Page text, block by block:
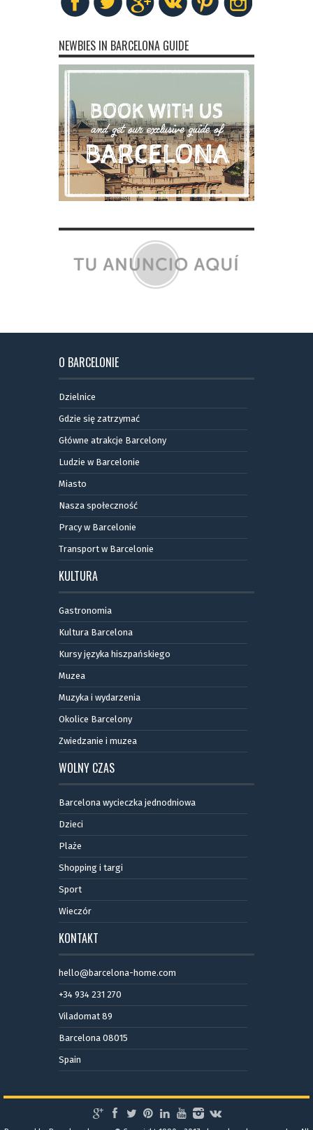
NEWBIES IN BARCELONA GUIDE
O BARCELONIE
Dzielnice
Gdzie się zatrzymać
Główne atrakcje Barcelony
Ludzie w Barcelonie
Miasto
Nasza społeczność
Pracy w Barcelonie
Transport w Barcelonie
KULTURA
Gastronomia
Kultura Barcelona
Kursy języka hiszpańskiego
Muzea
Muzyka i wydarzenia
Okolice Barcelony
Zwiedzanie i muzea
WOLNY CZAS
Barcelona wycieczka jednodniowa
Dzieci
Plaże
Shopping i targi
Sport
Wieczór
KONTAKT
hello@barcelona-home.com
+34 934 231 270
Viladomat 89
Barcelona 08015
Spain